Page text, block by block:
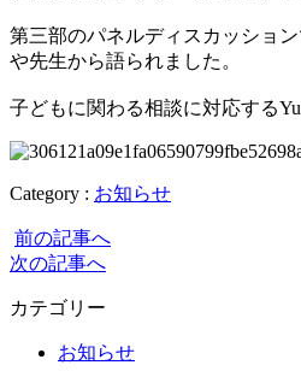
第三部のパネルディスカッショ
や先生から語られました。
子どもに関わる相談に対応する
Category : お知らせ
前の記事へ
次の記事へ
カテゴリー
お知らせ